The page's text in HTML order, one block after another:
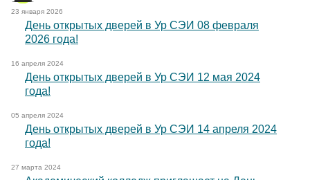
23 января 2026
День открытых дверей в Ур СЭИ 08 февраля
2026 года!
16 апреля 2024
День открытых дверей в Ур СЭИ 12 мая 2024
года!
05 апреля 2024
День открытых дверей в Ур СЭИ 14 апреля 2024
года!
27 марта 2024